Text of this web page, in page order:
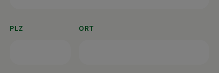
PLZ ORT